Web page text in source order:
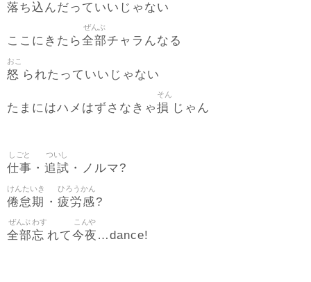
落ち込んだっていいじゃない
ここにきたら全部
ぜんぶ
チャラんなる
怒
おこ
られたっていいじゃない
たまにはハメはずさなきゃ損
そん
じゃん
仕事
しごと
・ 追試
ついし
・ノルマ?
倦怠期
けんたいき
・ 疲労感
ひろうかん
?
全部
ぜんぶ
忘
わす
れて今夜
こんや
…dance!